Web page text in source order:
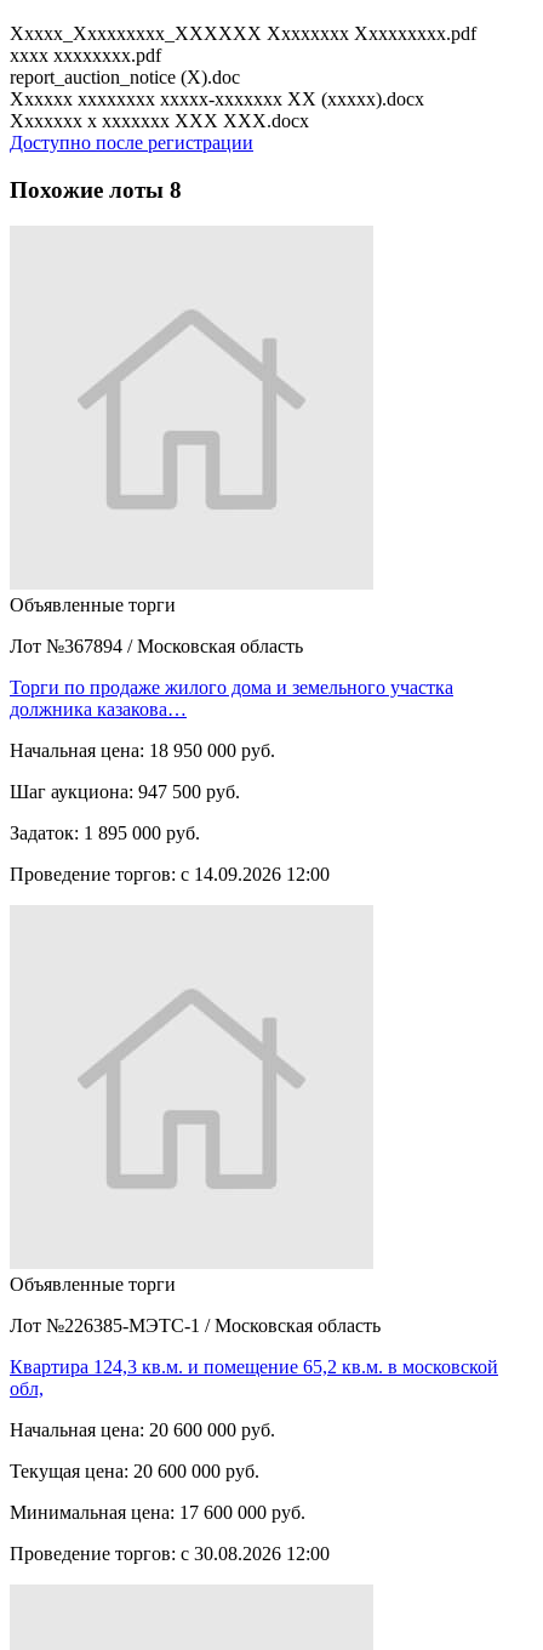
Xxxxx_Xxxxxxxxx_XXXXXX Xxxxxxxx Xxxxxxxxx.pdf
xxxx xxxxxxxx.pdf
report_auction_notice (X).doc
Xxxxxx xxxxxxxx xxxxx-xxxxxxx XX (xxxxx).docx
Xxxxxxx x xxxxxxx XXX XXX.docx
Доступно после регистрации
Похожие лоты 8
Объявленные торги
Лот №367894 / Московская область
Торги по продаже жилого дома и земельного участка
должника казакова…
Начальная цена: 18 950 000 руб.
Шаг аукциона: 947 500 руб.
Задаток: 1 895 000 руб.
Проведение торгов: с 14.09.2026 12:00
Объявленные торги
Лот №226385-МЭТС-1 / Московская область
Квартира 124,3 кв.м. и помещение 65,2 кв.м. в московской
обл,
Начальная цена: 20 600 000 руб.
Текущая цена: 20 600 000 руб.
Минимальная цена: 17 600 000 руб.
Проведение торгов: с 30.08.2026 12:00